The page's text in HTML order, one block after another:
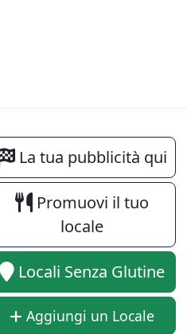
La tua pubblicità qui
Promuovi il tuo
locale
Locali Senza Glutine
Aggiungi un Locale